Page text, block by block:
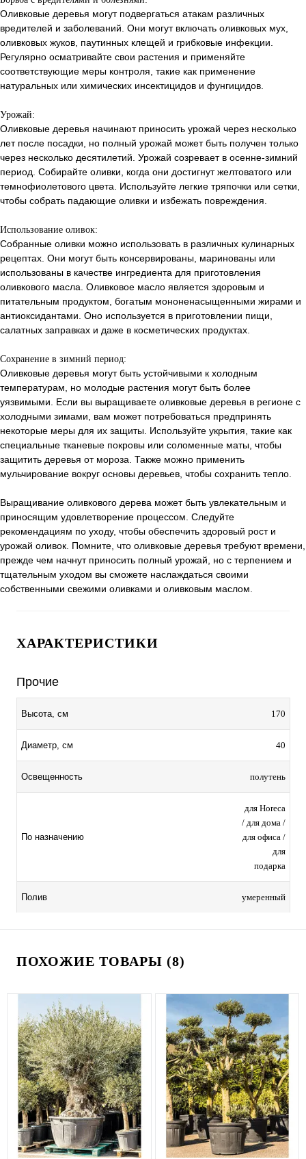
Оливковые деревья могут подвергаться атакам различных
вредителей и заболеваний. Они могут включать оливковых мух,
оливковых жуков, паутинных клещей и грибковые инфекции.
Регулярно осматривайте свои растения и применяйте
соответствующие меры контроля, такие как применение
натуральных или химических инсектицидов и фунгицидов.
Урожай:
Оливковые деревья начинают приносить урожай через несколько
лет после посадки, но полный урожай может быть получен только
через несколько десятилетий. Урожай созревает в осенне-зимний
период. Собирайте оливки, когда они достигнут желтоватого или
темнофиолетового цвета. Используйте легкие тряпочки или сетки,
чтобы собрать падающие оливки и избежать повреждения.
Использование оливок:
Собранные оливки можно использовать в различных кулинарных
рецептах. Они могут быть консервированы, маринованы или
использованы в качестве ингредиента для приготовления
оливкового масла. Оливковое масло является здоровым и
питательным продуктом, богатым мононенасыщенными жирами и
антиоксидантами. Оно используется в приготовлении пищи,
салатных заправках и даже в косметических продуктах.
Сохранение в зимний период:
Оливковые деревья могут быть устойчивыми к холодным
температурам, но молодые растения могут быть более
уязвимыми. Если вы выращиваете оливковые деревья в регионе с
холодными зимами, вам может потребоваться предпринять
некоторые меры для их защиты. Используйте укрытия, такие как
специальные тканевые покровы или соломенные маты, чтобы
защитить деревья от мороза. Также можно применить
мульчирование вокруг основы деревьев, чтобы сохранить тепло.
Выращивание оливкового дерева может быть увлекательным и
приносящим удовлетворение процессом. Следуйте
рекомендациям по уходу, чтобы обеспечить здоровый рост и
урожай оливок. Помните, что оливковые деревья требуют времени,
прежде чем начнут приносить полный урожай, но с терпением и
тщательным уходом вы сможете наслаждаться своими
собственными свежими оливками и оливковым маслом.
ХАРАКТЕРИСТИКИ
Прочие
Высота, см 170
Диаметр, см 40
Освещенность полутень
По назначению
для Horeca
/ для дома /
для офиса /
для
подарка
Полив умеренный
ПОХОЖИЕ ТОВАРЫ (8)